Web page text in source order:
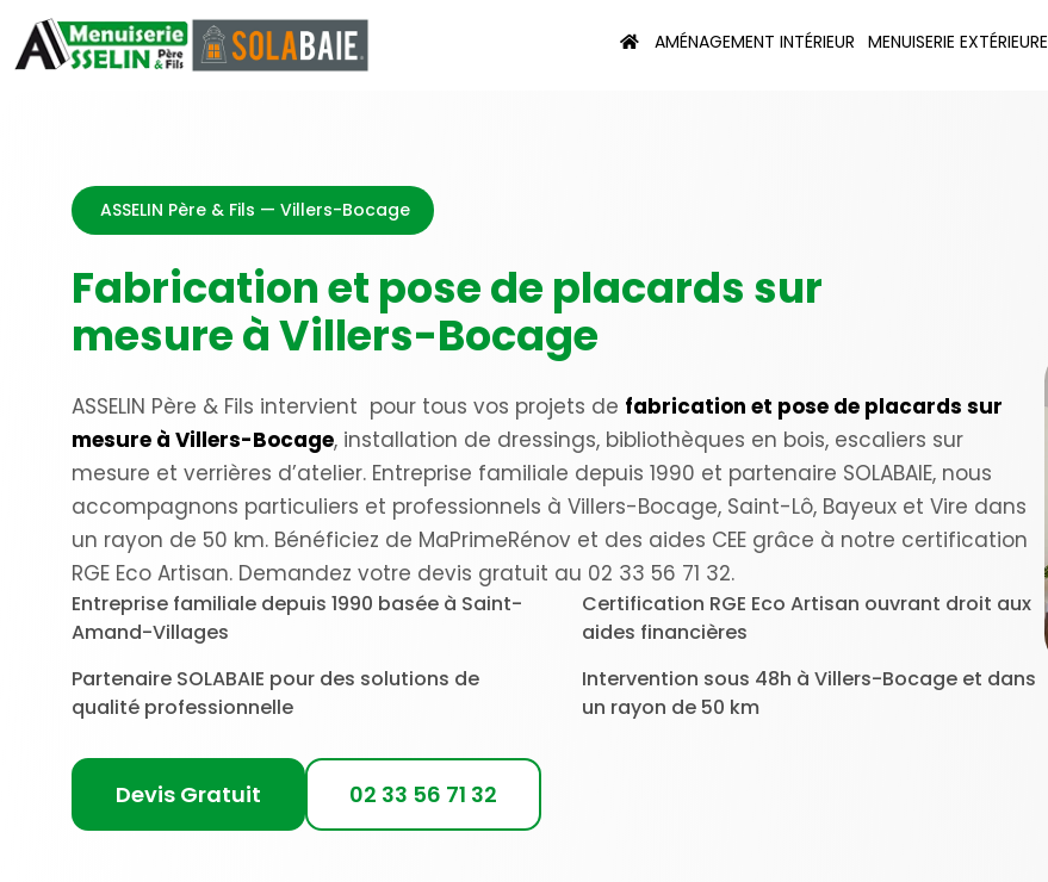
AMÉNAGEMENT INTÉRIEUR MENUISERIE EXTÉRIEURE
ASSELIN Père & Fils — Villers-Bocage
Fabrication et pose de placards sur
mesure à Villers-Bocage
ASSELIN Père & Fils intervient pour tous vos projets de fabrication et pose de placards sur
mesure à Villers-Bocage, installation de dressings, bibliothèques en bois, escaliers sur
mesure et verrières d’atelier. Entreprise familiale depuis 1990 et partenaire SOLABAIE, nous
accompagnons particuliers et professionnels à Villers-Bocage, Saint-Lô, Bayeux et Vire dans
un rayon de 50 km. Bénéficiez de MaPrimeRénov et des aides CEE grâce à notre certification
RGE Eco Artisan. Demandez votre devis gratuit au 02 33 56 71 32.
Entreprise familiale depuis 1990 basée à Saint-
Amand-Villages
Certification RGE Eco Artisan ouvrant droit aux
aides financières
Partenaire SOLABAIE pour des solutions de
qualité professionnelle
Intervention sous 48h à Villers-Bocage et dans
un rayon de 50 km
Devis Gratuit 02 33 56 71 32